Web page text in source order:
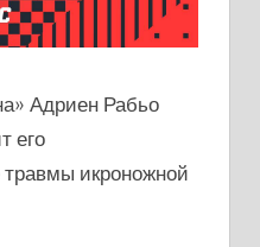
Адриен Рабьо
его
травмы икроножной